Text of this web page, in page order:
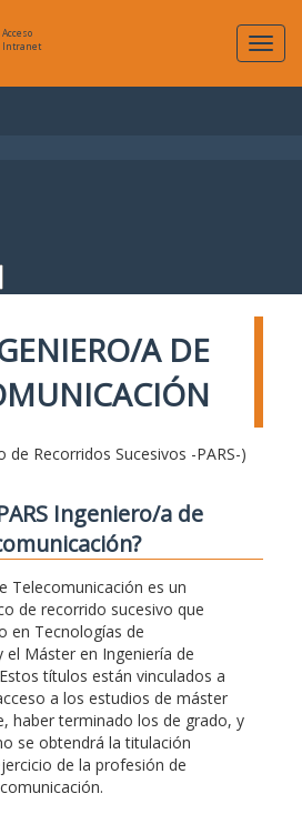
Acceso
Intranet
A DE
de Recorridos Sucesivos -PARS-)
Ingeniero/a de
Telecomunicación es un
de recorrido sucesivo que
en Tecnologías de
el Máster en Ingeniería de
títulos están vinculados a
a los estudios de máster
haber terminado los de grado, y
se obtendrá la titulación
de la profesión de